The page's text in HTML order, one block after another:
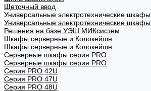
Щеточный ввод
Универсальные электротехнические шкафы
Универсальные электротехнические шкафы
Решения на базе УЭШ МИКсистем
Шкафы серверные и Колокейшн
Шкафы серверные и Колокейшн
Серверные шкафы серия PRO
Серверные шкафы серия PRO
Серия PRO 42U
Серия PRO 47U
Серия PRO 48U